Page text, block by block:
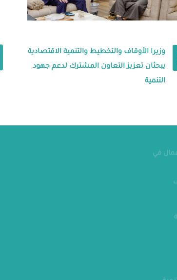
وزيرا الأوقاف والتخطيط والتنمية الاقتصادية
يبحثان تعزيز التعاون المشترك لدعم جهود
التنمية